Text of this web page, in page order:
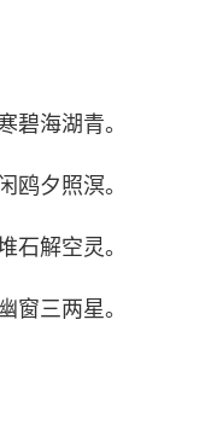
碧海湖青。
鸥夕照溟。
石解空灵。
窗三两星。